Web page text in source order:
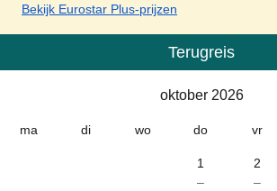
Bekijk Eurostar Plus-prijzen
Kalender
Terugreis
oktober 2026
ma di wo do vr
1
–
2
–